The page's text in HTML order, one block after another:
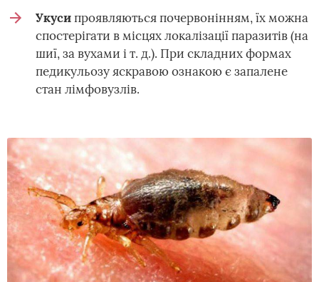
Укусипроявляються почервонінням, їх можна
спостерігати в місцях локалізації паразитів (на
шиї, за вухами і т. д.). При складних формах
педикульозу яскравою ознакою є запалене
стан лімфовузлів.